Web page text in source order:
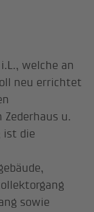
welche an
neu errichtet
u.
ist die
sowie